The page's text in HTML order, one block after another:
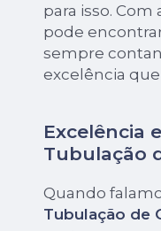
para isso. Com
pode
sempre
excelência
Excelência
Tubulação
Quando
Tubulação de